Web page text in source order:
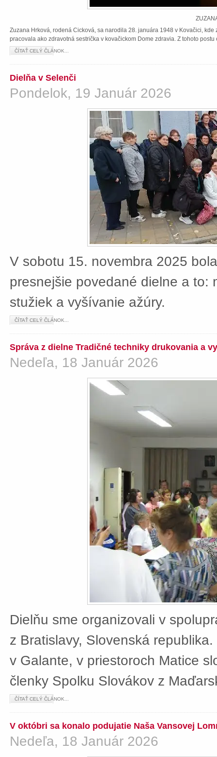
Zuzana Hrková, rodená Cicková, sa narodila 28. januára 1948 v Kovačici,
pracovala ako zdravotná sestrička v kovačickom Dome zdravia. Z tohoto
ČÍTAŤ CELÝ ČLÁNOK...
Dielňa v Selenči
Pondelok, 19 Január 2026
V sobotu 15. novembra 2025
presnejšie povedané dielne a to:
stužiek a vyšívanie ažúry.
ČÍTAŤ CELÝ ČLÁNOK...
Správa z dielne Tradičné techniky drukovania a
Nedeľa, 18 Január 2026
Dielňu sme organizovali v
z Bratislavy, Slovenská
v Galante, v priestoroch Matice
členky Spolku Slovákov z
ČÍTAŤ CELÝ ČLÁNOK...
V októbri sa konalo podujatie Naša Vansovej
Nedeľa, 18 Január 2026